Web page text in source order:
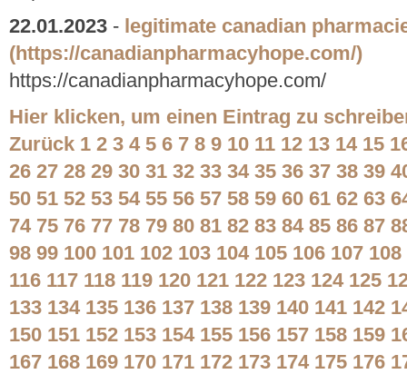
22.01.2023 - legitimate canadian
(https://canadianpharmacyhope.com/)
https://canadianpharmacyhope.com/
Hier klicken, um einen Eintrag zu
Zurück 1 2 3 4 5 6 7 8 9 10 11 12 13 14 15
26 27 28 29 30 31 32 33 34 35 36 37 38 39
50 51 52 53 54 55 56 57 58 59 60 61 62 63
74 75 76 77 78 79 80 81 82 83 84 85 86 87
98 99 100 101 102 103 104 105 106 107 108
116 117 118 119 120 121 122 123 124 125
133 134 135 136 137 138 139 140 141 142
150 151 152 153 154 155 156 157 158 159
167 168 169 170 171 172 173 174 175 176